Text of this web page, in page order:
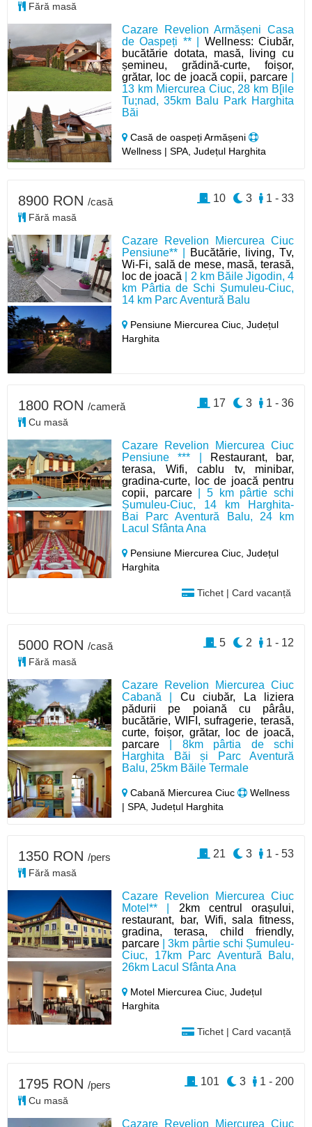
Cazare Revelion Armășeni Casa
de Oaspeți ** | Wellness: Ciubăr,
bucătărie dotata, masă, living cu
șemineu, grădină-curte, foișor,
grătar, loc de joacă copii, parcare
13 km Miercurea Ciuc, 28 km B[ile
Tu;nad, 35km Balu Park Harghita
Băi
Casă de oaspeți Armășeni
Wellness | SPA, Județul Harghita
Fără masă
Cazare Revelion Miercurea Ciuc
Pensiune** |
Bucătărie, living, Tv,
Wi-Fi, sală de mese, masă, terasă,
loc de joacă | 2 km Băile Jigodin, 4
km Pârtia de Schi Șumuleu-Ciuc,
14 km Parc Aventură Balu
Pensiune Miercurea Ciuc,Județul
Harghita
8900 RON /casă
Fără masă
1 - 33
3
10
Cazare Revelion Miercurea Ciuc
Pensiune *** |
Restaurant, bar,
terasa, Wifi, cablu tv, minibar,
gradina-curte, loc de joacă pentru
copii, parcare| 5 km pârtie schi
Șumuleu-Ciuc, 14 km Harghita-
Bai Parc Aventură Balu, 24 km
Lacul Sfânta Ana
Pensiune Miercurea Ciuc,Județul
Harghita
Tichet | Card vacanță
1800 RON /cameră
Cu masă
1 - 36
3
17
Cazare Revelion Miercurea Ciuc
Cabană | Cu ciubăr, La liziera
pădurii pe poiană cu pârâu,
bucătărie, WIFI, sufragerie, terasă,
curte, foișor, grătar, loc de joacă,
parcare | 8km pârtia de schi
Harghita Băi și Parc Aventură
Balu, 25km Băile Termale
Cabană Miercurea Ciuc
Wellness
| SPA, Județul Harghita
5000 RON /casă
Fără masă
1 - 12
2
5
Cazare Revelion Miercurea Ciuc
Motel** | 2km centrul orașului,
restaurant, bar, Wifi, sala fitness,
gradina, terasa, child friendly,
parcare | 3km pârtie schi Șumuleu-
Ciuc, 17km Parc Aventură Balu,
26km Lacul Sfânta Ana
Motel Miercurea Ciuc,Județul
Harghita
Tichet | Card vacanță
1350 RON /pers
Fără masă
1 - 53
3
21
Cazare Revelion Miercurea Ciuc
1795 RON /pers
Cu masă
1 - 200
3
101